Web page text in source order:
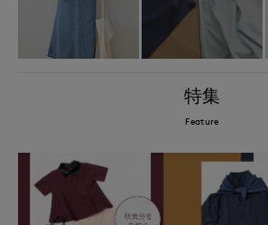
特集
Feature